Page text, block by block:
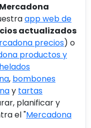
app web de
actualizados
precios) o
productos y
helados
, bombones
y tartas
planificar y
el "Mercadona